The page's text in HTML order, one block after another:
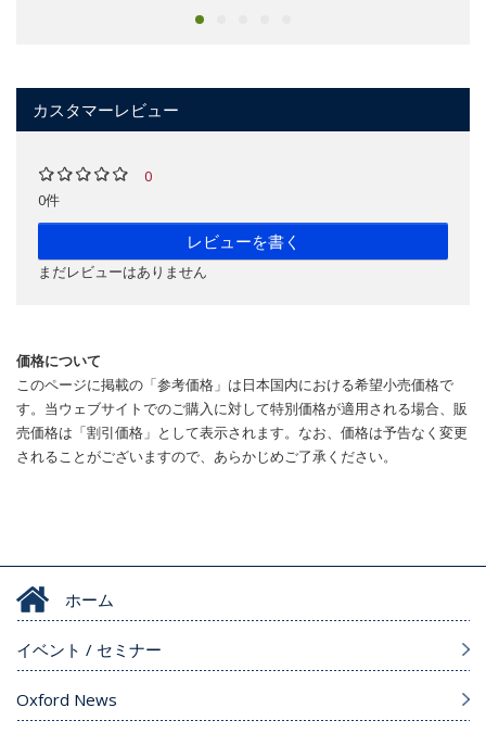
カスタマーレビュー
0
0件
レビューを書く
まだレビューはありません
価格について
このページに掲載の「参考価格」は日本国内における希望小売価格で
す。当ウェブサイトでのご購入に対して特別価格が適用される場合、販
売価格は「割引価格」として表示されます。なお、価格は予告なく変更
されることがございますので、あらかじめご了承ください。
ホーム
イベント / セミナー
Oxford News